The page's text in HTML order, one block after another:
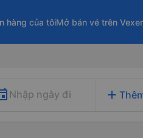
hàng của tôiMở bán vé trên
Nhập ngày đi add